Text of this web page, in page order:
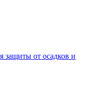
защиты от осадков и